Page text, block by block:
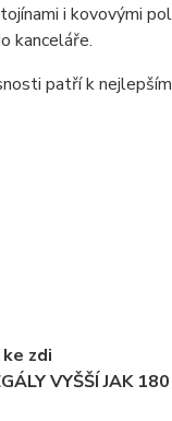
i kovovými
kanceláře.
patří k
zdi
VYŠŠÍ JAK